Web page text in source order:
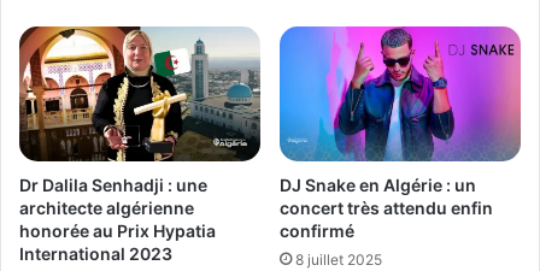
Dr Dalila Senhadji : une
architecte algérienne
honorée au Prix Hypatia
International 2023
DJ Snake en Algérie : un
concert très attendu enfin
confirmé
8 juillet 2025